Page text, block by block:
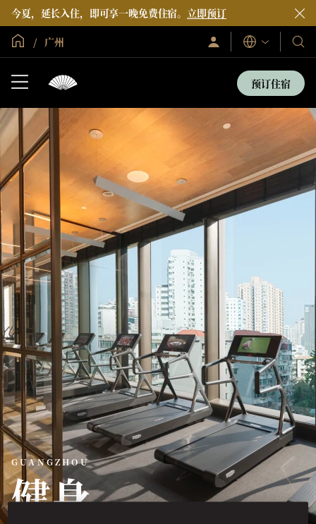
今夏，延长入住，即可享一晚免费住宿。 立即预订
全球首页
广州
登
录/
语
言
我
们
的
酒
和
村
预订住宿
GUANGZHOU
健身